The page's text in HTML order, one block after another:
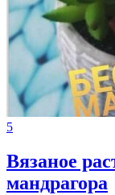
5
Вязаное
мандрагора